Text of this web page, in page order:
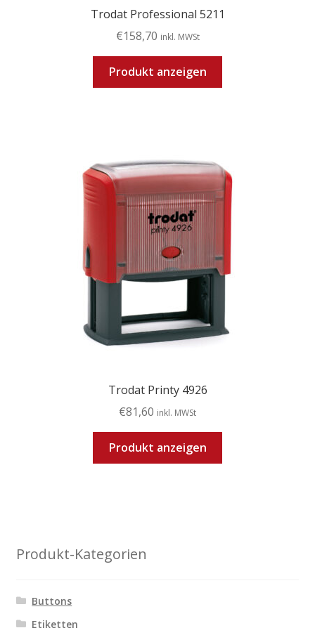
Trodat Professional 5211
€158,70 inkl. MWSt
Produkt anzeigen
Trodat Printy 4926
€81,60 inkl. MWSt
Produkt anzeigen
Produkt-Kategorien
Buttons
Etiketten